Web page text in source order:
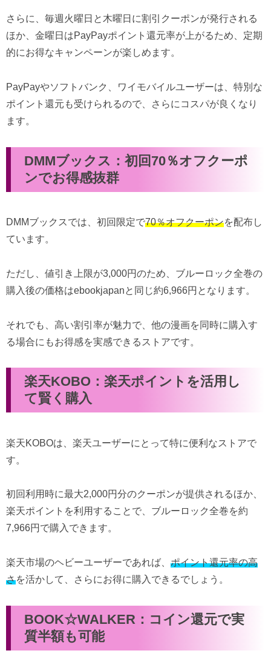
さらに、毎週火曜日と木曜日に割引クーポンが発行される
ほか、金曜日はPayPayポイント還元率が上がるため、定期
的にお得なキャンペーンが楽しめます。
PayPayやソフトバンク、ワイモバイルユーザーは、特別な
ポイント還元も受けられるので、さらにコスパが良くなり
ます。
DMMブックス：初回70％オフクーポ
ンでお得感抜群
DMMブックスでは、初回限定で70％オフクーポンを配布し
ています。
ただし、値引き上限が3,000円のため、ブルーロック全巻の
購入後の価格はebookjapanと同じ約6,966円となります。
それでも、高い割引率が魅力で、他の漫画を同時に購入す
る場合にもお得感を実感できるストアです。
楽天KOBO：楽天ポイントを活用し
て賢く購入
楽天KOBOは、楽天ユーザーにとって特に便利なストアで
す。
初回利用時に最大2,000円分のクーポンが提供されるほか、
楽天ポイントを利用することで、ブルーロック全巻を約
7,966円で購入できます。
楽天市場のヘビーユーザーであれば、 ポイント還元率の高
さを活かして、さらにお得に購入できるでしょう。
BOOK☆WALKER：コイン還元で実
質半額も可能